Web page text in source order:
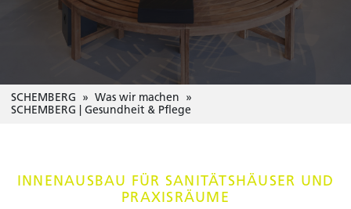
SCHEMBERG
Was wir machen
SCHEMBERG | Gesundheit & Pflege
INNENAUSBAU FÜR SANITÄTSHÄUSER UND
PRAXISRÄUME